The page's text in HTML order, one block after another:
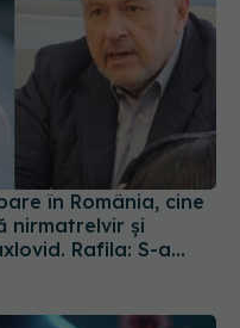
nirmatrelvir și
Rafila: S-a
la